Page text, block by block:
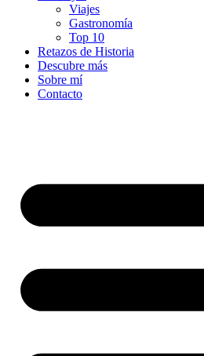
Viajes
Gastronomía
Top 10
Retazos de Historia
Descubre más
Sobre mí
Contacto